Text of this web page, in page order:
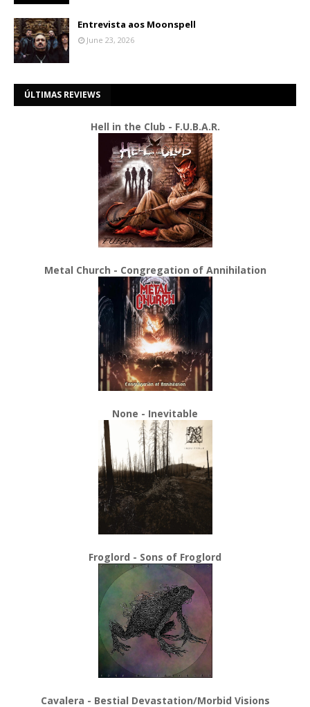
Entrevista aos Moonspell
June 23, 2026
ÚLTIMAS REVIEWS
Hell in the Club - F.U.B.A.R.
Metal Church - Congregation of Annihilation
None - Inevitable
Froglord - Sons of Froglord
Cavalera - Bestial Devastation/Morbid Visions